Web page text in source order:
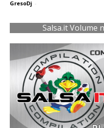
GresoDj -
Salsa.it Volume